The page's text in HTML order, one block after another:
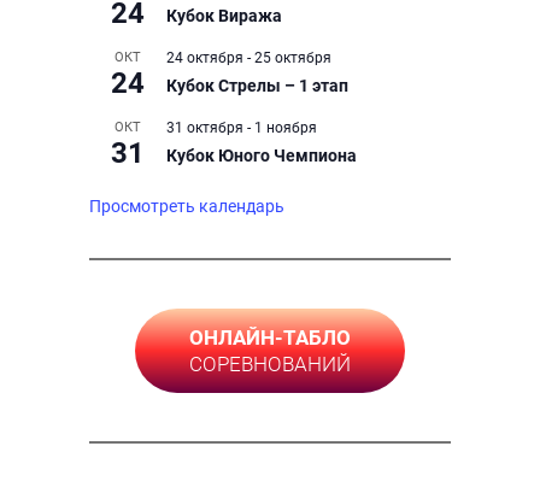
24 Кубок Виража
ОКТ
24
24 октября - 25 октября
Кубок Стрелы – 1 этап
ОКТ
31
31 октября - 1 ноября
Кубок Юного Чемпиона
Просмотреть календарь
ОНЛАЙН-ТАБЛО
СОРЕВНОВАНИЙ